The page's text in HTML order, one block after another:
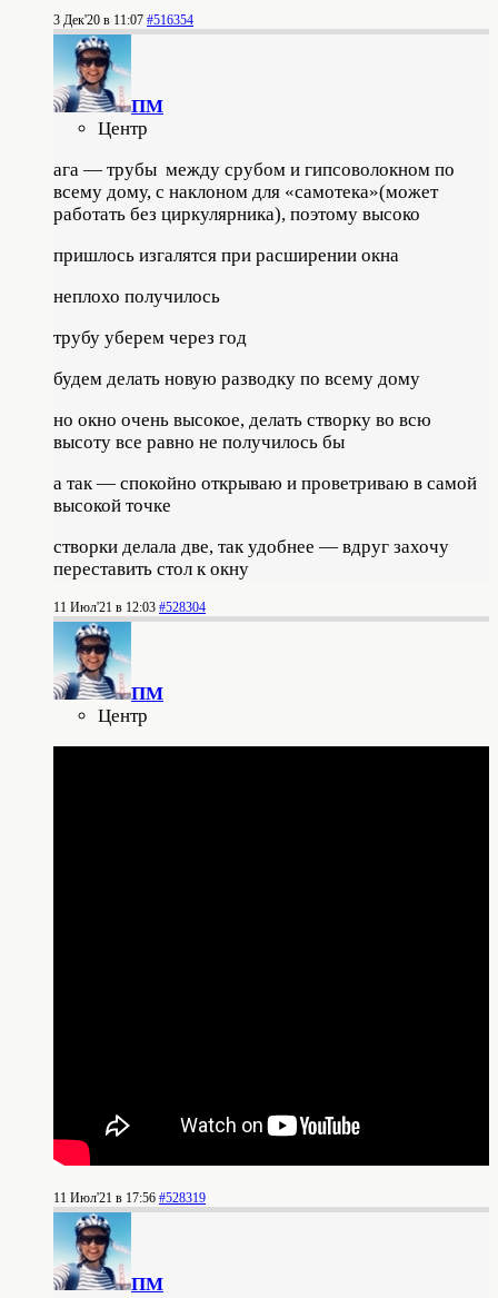
3 Дек'20 в 11:07 #516354
ПМ
Центр
ага — трубы между срубом и гипсоволокном по
всему дому, с наклоном для «самотека»(может
работать без циркулярника), поэтому высоко
пришлось изгалятся при расширении окна
неплохо получилось
трубу уберем через год
будем делать новую разводку по всему дому
но окно очень высокое, делать створку во всю
высоту все равно не получилось бы
а так — спокойно открываю и проветриваю в самой
высокой точке
створки делала две, так удобнее — вдруг захочу
переставить стол к окну
11 Июл'21 в 12:03 #528304
ПМ
Центр
11 Июл'21 в 17:56 #528319
ПМ